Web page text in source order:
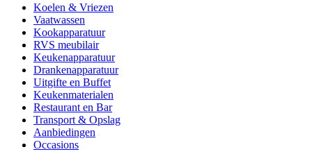
Koelen & Vriezen
Vaatwassen
Kookapparatuur
RVS meubilair
Keukenapparatuur
Drankenapparatuur
Uitgifte en Buffet
Keukenmaterialen
Restaurant en Bar
Transport & Opslag
Aanbiedingen
Occasions